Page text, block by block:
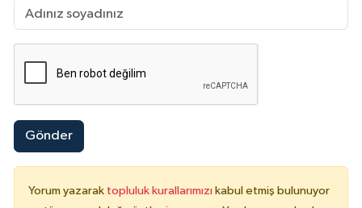
Gönder
Yorum yazarak topluluk kurallarımızı kabul etmiş bulunuyor